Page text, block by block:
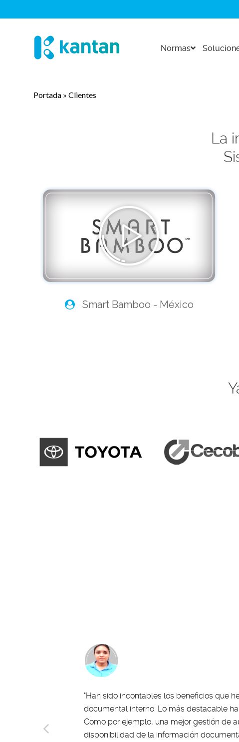
Normas
Portada »Clientes
La
Smart Bamboo - México
"Han sido incontables los beneficios que
documental interno. Lo más destacable
Como por ejemplo, una mejor gestión de
disponibilidad de la información